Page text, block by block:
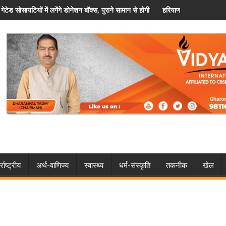
होगी जरूरतमंदों की मदद
हरियाणा पुलिस में कांस्टेबल प्रमोशन प्रक्रिया शुरू, विशेष कोटे से मिलेगा मौका
अर्थ-वाणिज्य स्वास्थ्य धर्म-संस्कृति तकनीक खेल